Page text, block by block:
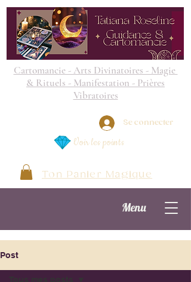
Cartomancie - Arts Divinatoires - Magie
& Rituels - Manifestation - Prières
Vibratoires
Menu
Ton Panier Magique
Se connecter
Voir les points
Post